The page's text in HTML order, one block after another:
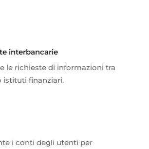
interbancarie
le richieste di informazioni tra
istituti finanziari.
i conti degli utenti per